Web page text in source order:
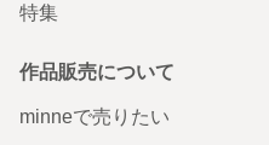
特集
作品販売について
minneで売りたい